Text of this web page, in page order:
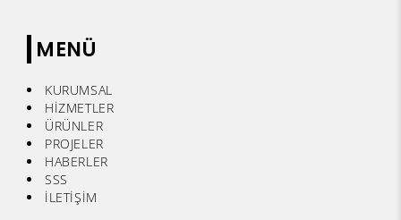
MENÜ
KURUMSAL
HİZMETLER
ÜRÜNLER
PROJELER
HABERLER
SSS
İLETİŞİM